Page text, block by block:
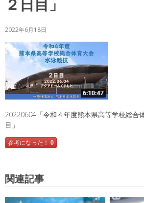
２日目」
2022年6月18日
20220604「令和４年度熊本県高等学校総合
目」
参考になった！ 0
関連記事